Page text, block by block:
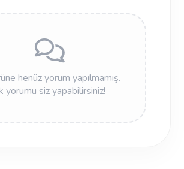
henüz yorum yapılmamış.
yorumu siz yapabilirsiniz!